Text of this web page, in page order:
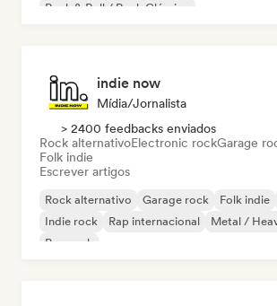
Rock & Roll / Rock Clássico
indie now
Mídia/Jornalista
> 2400 feedbacks enviados
Rock alternativoElectronic rockGarage
Folk indie
Escrever artigos
Rock alternativo Garage rock Folk indie
Indie rock
Rap internacional
Metal /
Pop rock